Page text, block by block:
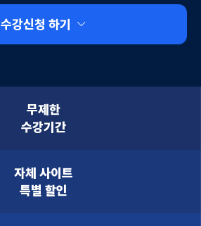
수강신청 하기
무제한
수강기간
자체 사이트
특별 할인